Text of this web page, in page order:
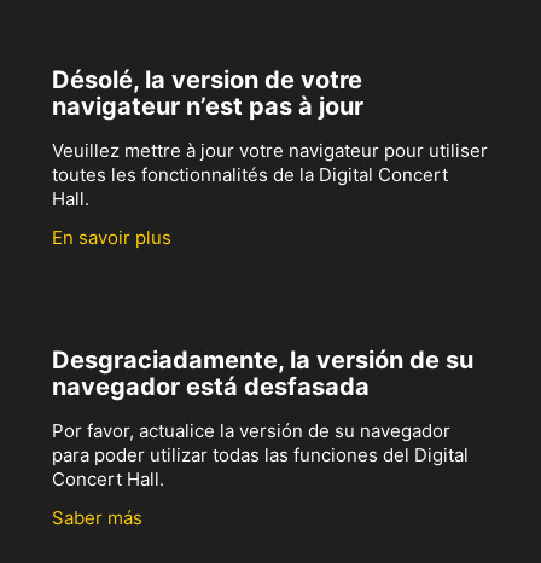
Désolé, la version de votre
navigateur n’est pas à jour
Veuillez mettre à jour votre navigateur pour utiliser
toutes les fonctionnalités de la Digital Concert
Hall.
En savoir plus
Desgraciadamente, la versión de su
navegador está desfasada
Por favor, actualice la versión de su navegador
para poder utilizar todas las funciones del Digital
Concert Hall.
Saber más